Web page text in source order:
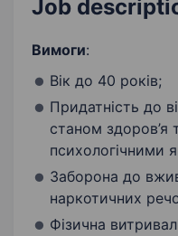
Job
Вимоги:
Вік до 40 років;
Придатність до
станом здоров’я
психологічними
Заборона до
наркотичних
Фізична